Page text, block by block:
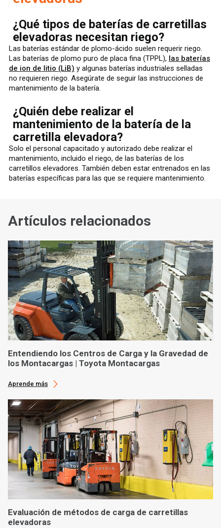
¿Qué tipos de baterías de carretillas
elevadoras necesitan riego?
Las baterías estándar de plomo-ácido suelen requerir riego.
Las baterías de plomo puro de placa fina (TPPL), las baterías
de ion de litio (LiB) y algunas baterías industriales selladas
no requieren riego. Asegúrate de seguir las instrucciones de
mantenimiento de la batería.
¿Quién debe realizar el
mantenimiento de la batería de la
carretilla elevadora?
Solo el personal capacitado y autorizado debe realizar el
mantenimiento, incluido el riego, de las baterías de los
carretillos elevadores. También deben estar entrenados en las
baterías específicas para las que se requiere mantenimiento.
Artículos relacionados
Entendiendo los Centros de Carga y la Gravedad de
los Montacargas | Toyota Montacargas
Aprende más
Evaluación de métodos de carga de carretillas
elevadoras